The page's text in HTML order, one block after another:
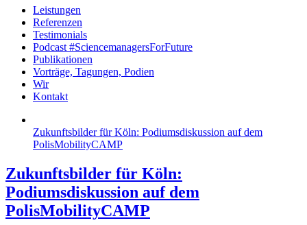
Leistungen
Referenzen
Testimonials
Podcast #SciencemanagersForFuture
Publikationen
Vorträge, Tagungen, Podien
Wir
Kontakt
Zukunftsbilder für Köln: Podiumsdiskussion auf dem
PolisMobilityCAMP
Zukunftsbilder für Köln:
Podiumsdiskussion auf dem
PolisMobilityCAMP